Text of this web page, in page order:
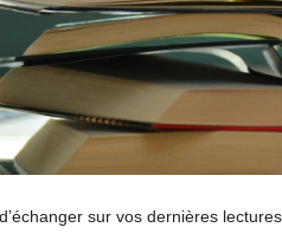
sur vos dernières